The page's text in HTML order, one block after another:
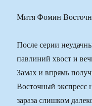
Митя Фомин
После серии
павлиний хвост и
Замах и впрямь
Восточный экспресс
зараза слишком